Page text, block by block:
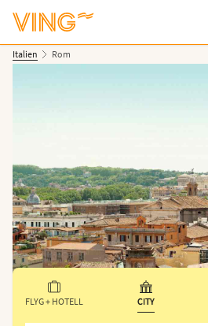
Italien Rom
Se bilder
FLYG + HOTELL CITY